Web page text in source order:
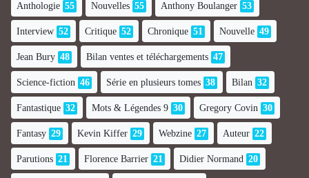
Anthologie 55 Nouvelles 55 Anthony Boulanger 53
Interview 52 Critique 52 Chronique 51 Nouvelle 49
Jean Bury 48 Bilan ventes et téléchargements 47
Science-fiction 46 Série en plusieurs tomes 38 Bilan 32
Fantastique 32 Mots & Légendes 9 30 Gregory Covin 30
Fantasy 29 Kevin Kiffer 29 Webzine 27 Auteur 22
Parutions 21 Florence Barrier 21 Didier Normand 20